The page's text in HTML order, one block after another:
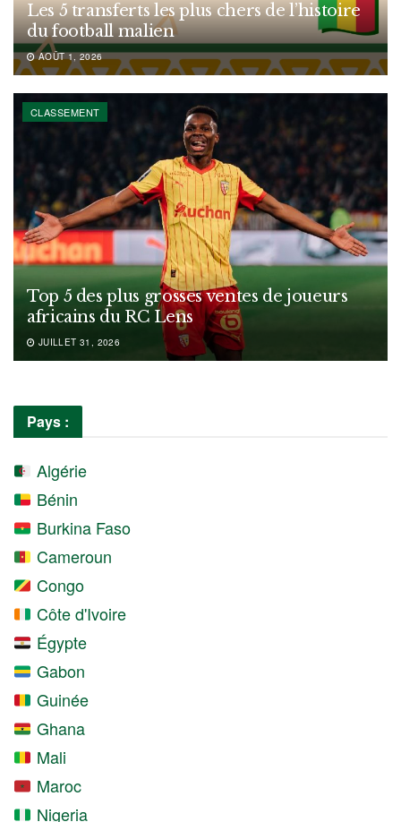
Les 5 transferts les plus chers de l’histoire
du football malien
AOÛT 1, 2026
CLASSEMENT
Top 5 des plus grosses ventes de joueurs
africains du RC Lens
JUILLET 31, 2026
Pays :
Algérie
Bénin
Burkina Faso
Cameroun
Congo
Côte d'Ivoire
Égypte
Gabon
Guinée
Ghana
Mali
Maroc
Nigeria